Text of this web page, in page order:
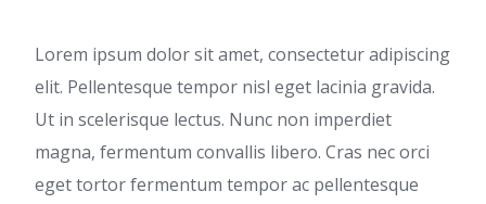
Lorem ipsum dolor sit amet, consectetur adipiscing
elit. Pellentesque tempor nisl eget lacinia gravida.
Ut in scelerisque lectus. Nunc non imperdiet
magna, fermentum convallis libero. Cras nec orci
eget tortor fermentum tempor ac pellentesque